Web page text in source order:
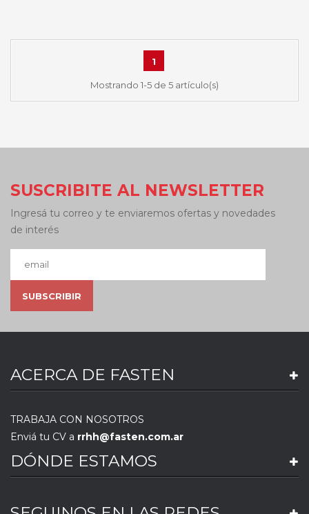
1
Mostrando 1-5 de 5 artículo(s)
SUSCRIBITE AL NEWSLETTER
Ingresá tu correo y te enviaremos ofertas y novedades
de interés
ACERCA DE FASTEN
TRABAJA CON NOSOTROS
Enviá tu CV a rrhh@fasten.com.ar
DÓNDE ESTAMOS